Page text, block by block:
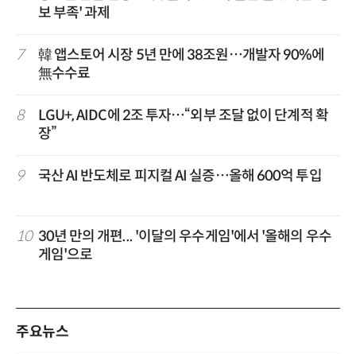
보 부족' 과제
7
韓 앱스토어 시장 5년 만에 38조원…개발자 90%에
無수수료
8
LGU+, AIDC에 2조 투자…“외부 조달 없이 단계적 확
장”
9 국산 AI 반도체로 피지컬 AI 실증…올해 600억 투입
10 30년 만의 개편... '이달의 우수게임'에서 '올해의 우수
게임'으로
주요뉴스